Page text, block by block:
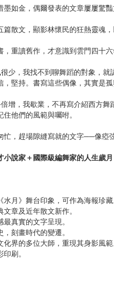
如金，偶爾發表的文章屢屢驚豔
篇散文，顯影林懷民的狂熱靈
，重讀舊作，才意識到雲門四
少，我找不到聊舞蹈的對象，
堅持。書寫這些偶像，其實是孤
增，我歇業，不再寫介紹西方
他們的風範與囑咐。
忙，趕場隙縫寫就的文字──像
說家＋國際級編舞家的人生歲月
月》舞台印象，可作為海報珍藏
章及近年散文新作。
真實的文字呈現。
刻畫時代的變遷。
界的多位大師，重現其身影風範
刷。